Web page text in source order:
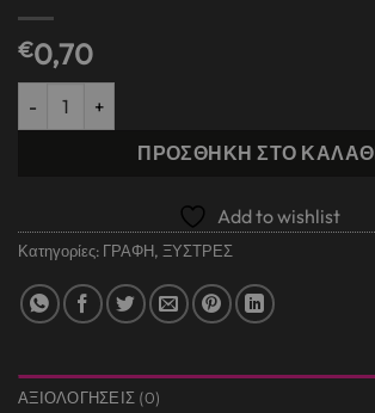
€0,70
ΞΥΣΤΡΑ ΒΑΡΕΛΑΚΙ ΜΟΝΗ ΠΛΑΣΤΙΚΟ Φ6.9-
ΠΡΟΣΘΉΚΗ ΣΤΟ
Add to wishlist
Κατηγορίες: ΓΡΑΦΗ, ΞΥΣΤΡΕΣ
ΑΞΙΟΛΟΓΉΣΕΙΣ (0)